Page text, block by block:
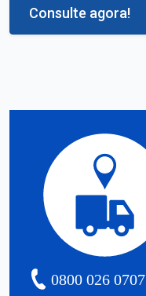
Consulte agora!
0800 026 0707